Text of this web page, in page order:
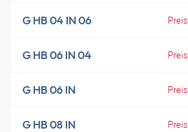
G HB 04 IN 06
G HB 06 IN 04
G HB 06 IN
G HB 08 IN